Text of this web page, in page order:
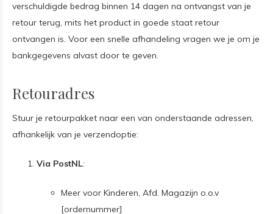
verschuldigde bedrag binnen 14 dagen na ontvangst van je
retour terug, mits het product in goede staat retour
ontvangen is. Voor een snelle afhandeling vragen we je om je
bankgegevens alvast door te geven.
Retouradres
Stuur je retourpakket naar een van onderstaande adressen,
afhankelijk van je verzendoptie:
Via PostNL:
Meer voor Kinderen, Afd. Magazijn o.o.v
[ordernummer]